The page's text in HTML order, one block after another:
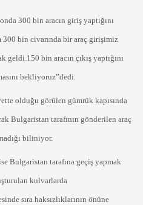
300 bin aracın giriş yaptığını
300 bin civarında bir araç girişimiz
bin aracın çıkış yaptığını
bekliyoruz”dedi.
olduğu görülen gümrük kapısında
Bulgaristan tarafının gönderilen araç
biliniyor.
Bulgaristan tarafına geçiş yapmak
kulvarlarda
sıra haksızlıklarının önüne